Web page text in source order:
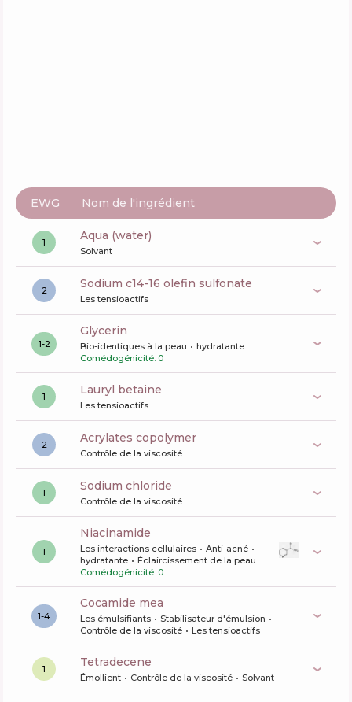
EWG Nom de l'ingrédient
1 aqua (water)
Solvant
2 sodium c14-16 olefin sulfonate
Les tensioactifs
1-2
glycerin
Bio-identiques à la peau
hydratante
Comédogénicité: 0
1 lauryl betaine
Les tensioactifs
2 acrylates copolymer
Contrôle de la viscosité
1 sodium chloride
Contrôle de la viscosité
1
niacinamide
Les interactions cellulaires
Anti-acné
hydratante
Éclaircissement de la peau
Comédogénicité: 0
1-4
cocamide mea
Les émulsifiants
Stabilisateur d'émulsion
Contrôle de la viscosité
Les tensioactifs
1 tetradecene
Émollient Contrôle de la viscosité Solvant